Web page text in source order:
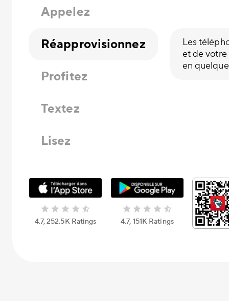
Appelez
Réapprovisionnez
Les
et de
en
Profitez
Textez
Lisez
4.7, 252.5К Ratings 4.7, 151К Ratings